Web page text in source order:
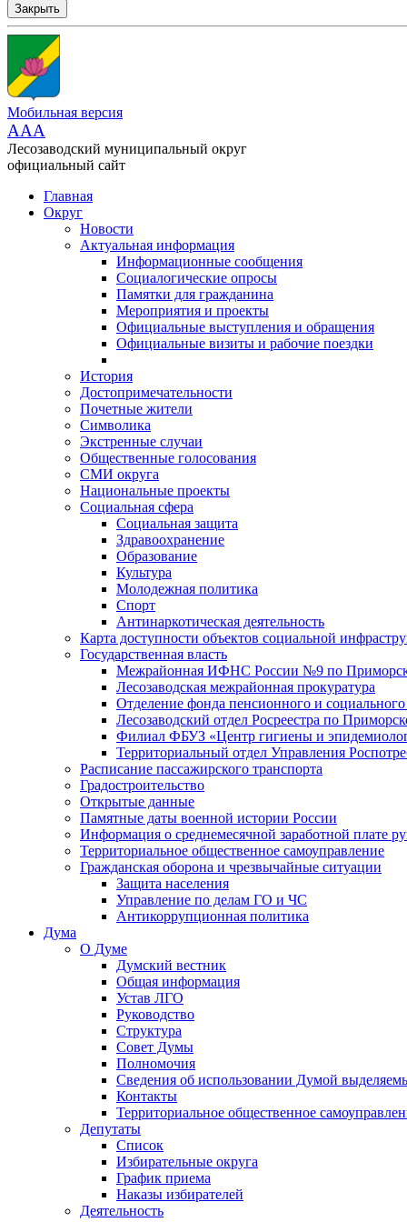
Закрыть
Мобильная версия
AAA
Лесозаводский муниципальный округ
официальный сайт
Главная
Округ
Новости
Актуальная информация
Информационные сообщения
Социалогические опросы
Памятки для гражданина
Мероприятия и проекты
Официальные выступления и обращения
Официальные визиты и рабочие поездки
История
Достопримечательности
Почетные жители
Символика
Экстренные случаи
Общественные голосования
СМИ округа
Национальные проекты
Социальная сфера
Социальная защита
Здравоохранение
Образование
Культура
Молодежная политика
Спорт
Антинаркотическая деятельность
Карта доступности объектов социальной
Государственная власть
Межрайонная ИФНС России №9 по
Лесозаводская межрайонная прокуратура
Отделение фонда пенсионного и
Лесозаводский отдел Росреестра по
Филиал ФБУЗ «Центр гигиены и
Территориальный отдел Управления
Расписание пассажирского транспорта
Градостроительство
Открытые данные
Памятные даты военной истории России
Информация о среднемесячной заработной плате
Территориальное общественное самоуправление
Гражданская оборона и чрезвычайные ситуации
Защита населения
Управление по делам ГО и ЧС
Антикоррупционная политика
Дума
О Думе
Думский вестник
Общая информация
Устав ЛГО
Руководство
Структура
Совет Думы
Полномочия
Сведения об использовании Думой
Контакты
Территориальное общественное
Депутаты
Список
Избирательные округа
График приема
Наказы избирателей
Деятельность